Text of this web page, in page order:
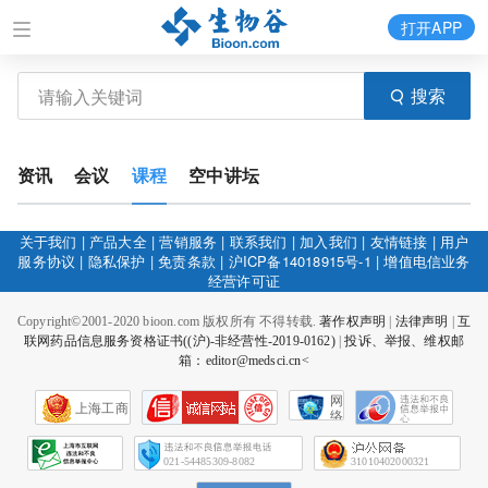
搜索
打开APP
资讯 会议 课程 空中讲坛
关于我们 | 产品大全|营销服务 | 联系我们 | 加入我们 | 友情链接 | 用户
服务协议 | 隐私保护 |免责条款 | 沪ICP备14018915号-1 |增值电信业务
经营许可证
Copyright©2001-2020 bioon.com 版权所有 不得转载.著作权声明 法律声明
互
联网药品信息服务资格证书((沪)-非经营性-2019-0162)|投诉、举报、维权邮
箱：editor@medsci.cn<
上海工商
网
络
会
征
021-54485309-8082 31010402000321